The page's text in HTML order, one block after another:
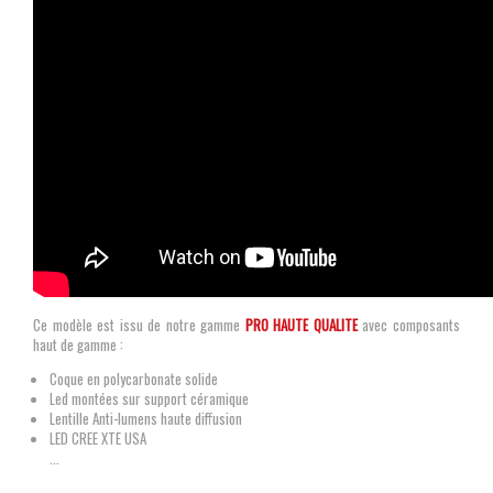
Ce modèle est issu de notre gamme PRO HAUTE QUALITE avec composants
haut de gamme :
Coque en polycarbonate solide
Led montées sur support céramique
Lentille Anti-lumens haute diffusion
LED CREE XTE USA